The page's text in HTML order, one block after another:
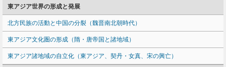
東アジア世界の形成と発展
北方民族の活動と中国の分裂（魏晋南北朝時代）
東アジア文化圏の形成（隋・唐帝国と諸地域）
東アジア諸地域の自立化（東アジア、契丹・女真、宋の興亡）